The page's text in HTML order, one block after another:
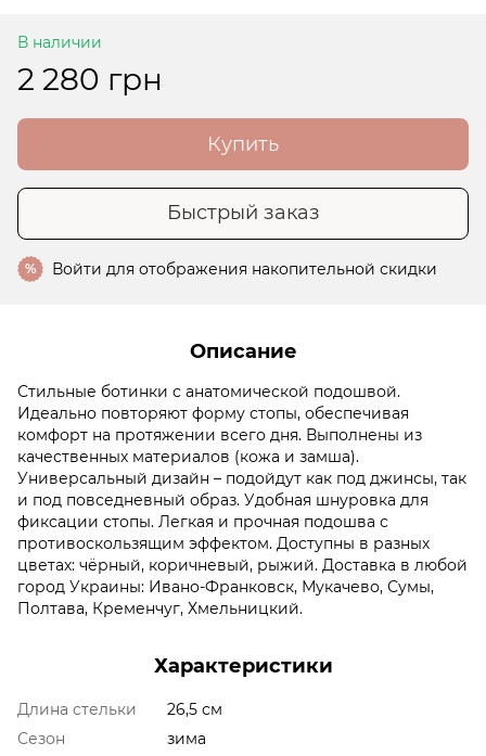
В наличии
2 280 грн
Купить
Быстрый заказ
% Войти для отображения накопительной скидки
Описание
Стильные ботинки с анатомической подошвой.
Идеально повторяют форму стопы, обеспечивая
комфорт на протяжении всего дня. Выполнены из
качественных материалов (кожа и замша).
Универсальный дизайн – подойдут как под джинсы, так
и под повседневный образ. Удобная шнуровка для
фиксации стопы. Легкая и прочная подошва с
противоскользящим эффектом. Доступны в разных
цветах: чёрный, коричневый, рыжий. Доставка в любой
город Украины: Ивано-Франковск, Мукачево, Сумы,
Полтава, Кременчуг, Хмельницкий.
Характеристики
Длина стельки
26,5 см
Сезон
зима